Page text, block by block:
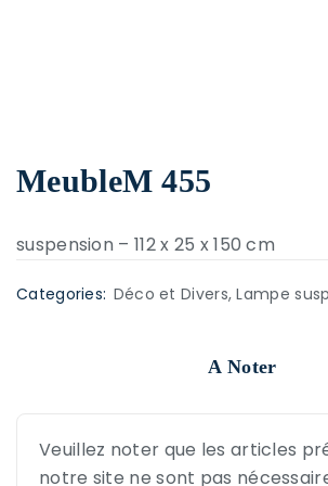
MeubleM 455
suspension – 112 x 25 x 150 cm
Categories: Déco et Divers,Lampe
A Noter
Veuillez noter que les articles
notre site ne sont pas